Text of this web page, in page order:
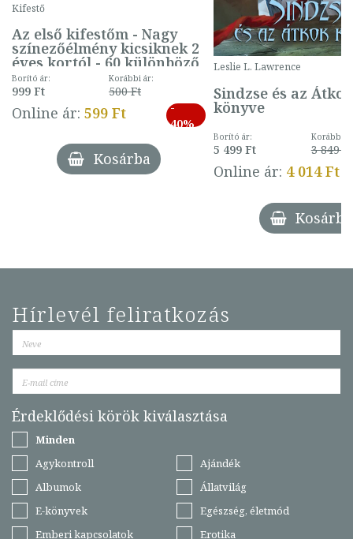
Kifestő
Az első kifestőm - Nagy
színezőélmény kicsiknek 2
éves kortól - 60 különböző
mintával (gombás)
Borító ár:
999 Ft
Korábbi ár:
500 Ft
Online ár: 599 Ft
-
40%
Kosárba
Leslie L. Lawrence
Sindzse és az Átkok
könyve
Borító ár:
5 499 Ft
Korábbi
3 849 Ft
Online ár: 4 014 Ft
Kosárba
Hírlevél feliratkozás
Érdeklődési körök kiválasztása
Minden
Agykontroll
Ajándék
Albumok
Állatvilág
E-könyvek
Egészség, életmód
Emberi kapcsolatok
Erotika